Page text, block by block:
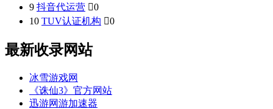
9 抖音代运营 0
10 TUV认证机构 0
最新收录网站
冰雪游戏网
《诛仙3》官方网站
迅游网游加速器